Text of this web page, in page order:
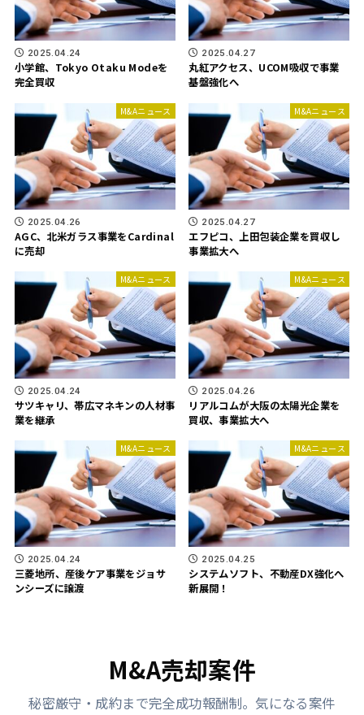
2025.04.24
小学館、Tokyo Otaku Modeを
完全買収
2025.04.27
丸紅アクセス、UCOM吸収で事業
基盤強化へ
M&Aニュース
2025.04.26
AGC、北米ガラス事業をCardinal
に売却
M&Aニュース
2025.04.27
エフピコ、上田包装企業を買収し
事業拡大へ
M&Aニュース
2025.04.24
サツキャリ、帯広マネキンの人材事
業を継承
M&Aニュース
2025.04.26
リアルコムが大阪の太陽光企業を
買収、事業拡大へ
M&Aニュース
2025.04.24
三菱地所、産後ケア事業をジョサ
ンシーズに譲渡
M&Aニュース
2025.04.25
システムソフト、不動産DX強化へ
新展開！
M&A売却案件
秘密厳守・成約まで完全成功報酬制。気になる案件